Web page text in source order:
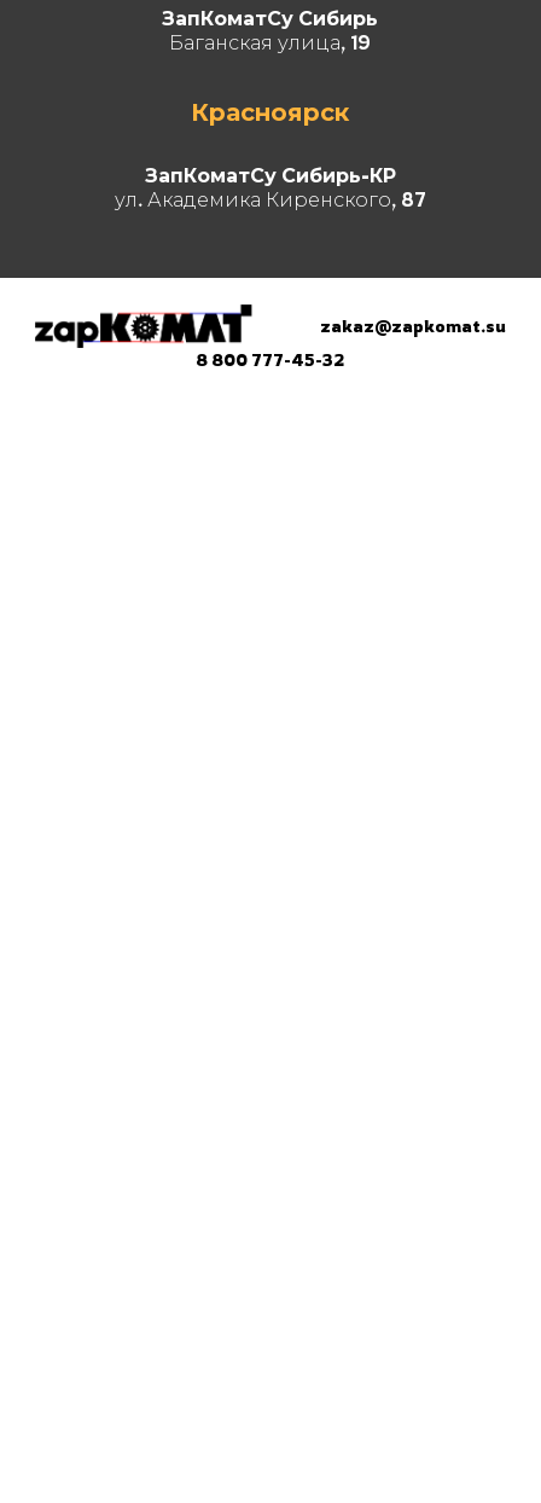
ЗапКоматСу Сибирь
Баганская улица, 19
Красноярск
ЗапКоматСу Сибирь-КР
ул. Академика Киренского, 87
zakaz@zapkomat.su
8 800 777-45-32